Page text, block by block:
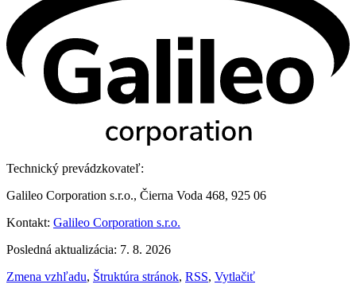
Technický prevádzkovateľ:
Galileo Corporation s.r.o., Čierna Voda 468, 925 06
Kontakt: Galileo Corporation s.r.o.
Posledná aktualizácia: 7. 8. 2026
Zmena vzhľadu, Štruktúra stránok, RSS, Vytlačiť